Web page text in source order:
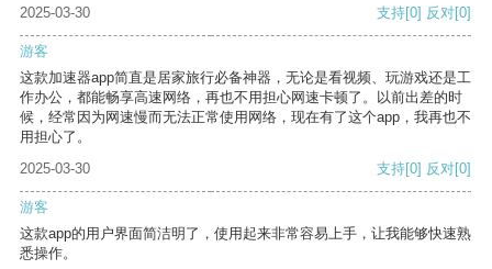
2025-03-30
支持[0] 反对[0]
游客
这款加速器app简直是居家旅行必备神器，无论是看视频、玩游戏还是工
作办公，都能畅享高速网络，再也不用担心网速卡顿了。以前出差的时
候，经常因为网速慢而无法正常使用网络，现在有了这个app，我再也不
用担心了。
2025-03-30
支持[0] 反对[0]
游客
这款app的用户界面简洁明了，使用起来非常容易上手，让我能够快速熟
悉操作。